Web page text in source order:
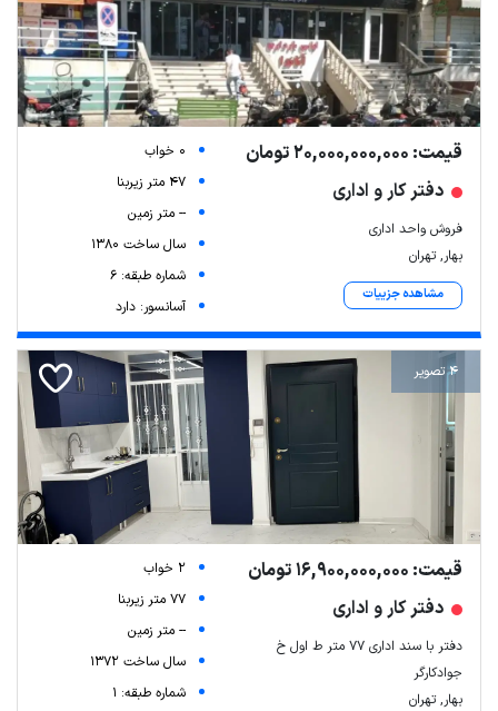
قیمت: 20,000,000,000 تومان
دفتر کار و اداری
فروش واحد اداری
بهار, تهران
مشاهده جزییات
0 خواب
47 متر زیربنا
-- متر زمین
سال ساخت 1380
شماره طبقه: 6
آسانسور: دارد
4 تصویر
قیمت: 16,900,000,000 تومان
دفتر کار و اداری
دفتر با سند اداری ۷۷ متر ط اول خ
جوادکارگر
بهار, تهران
2 خواب
77 متر زیربنا
-- متر زمین
سال ساخت 1372
شماره طبقه: 1